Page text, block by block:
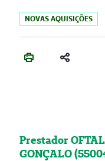
NOVAS AQUISIÇÕES
Prestador
GONÇALO